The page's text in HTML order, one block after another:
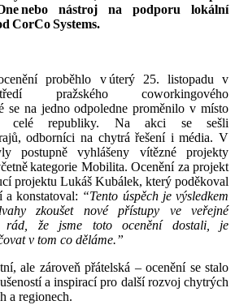
One nebo nástroj na podporu lokální
CorCo Systems.
proběhlo v úterý 25. listopadu v
pražského coworkingového
se na jedno odpoledne proměnilo v místo
celé republiky. Na akci se sešli
odborníci na chytrá řešení i média. V
postupně vyhlášeny vítězné projekty
kategorie Mobilita. Ocenění za projekt
projektu Lukáš Kubálek, který poděkoval
a konstatoval: “Tento úspěch je výsledkem
zkoušet nové přístupy ve veřejné
rád, že jsme toto ocenění dostali, je
v tom co děláme.”
ale zároveň přátelská – ocenění se stalo
a inspirací pro další rozvoj chytrých
a regionech.